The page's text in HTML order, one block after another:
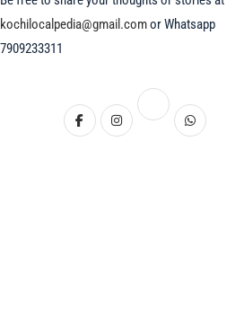
kochilocalpedia@gmail.comor Whatsapp
7909233311